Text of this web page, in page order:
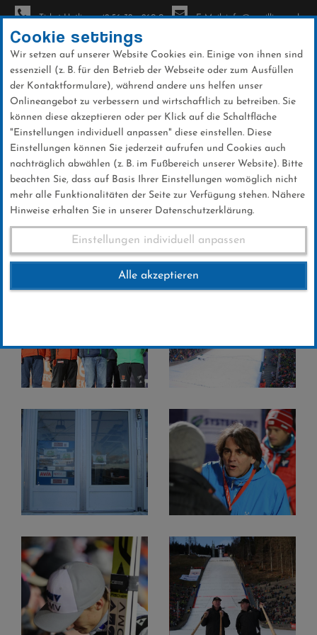
Direkt
zum
Inhalt
Ticket-Hotline: +49 56 32 - 960-0 E-Mail: info@sc-willingen.de
Galerien
Weltcup - So 10.01.2016
Cookie settings
Wir setzen auf unserer Website Cookies ein. Einige von ihnen sind
essenziell (z. B. für den Betrieb der Webseite oder zum Ausfüllen
der Kontaktformulare), während andere uns helfen unser
Onlineangebot zu verbessern und wirtschaftlich zu betreiben. Sie
können diese akzeptieren oder per Klick auf die Schaltfläche
"Einstellungen individuell anpassen" diese einstellen. Diese
Einstellungen können Sie jederzeit aufrufen und Cookies auch
nachträglich abwählen (z. B. im Fußbereich unserer Website). Bitte
beachten Sie, dass auf Basis Ihrer Einstellungen womöglich nicht
mehr alle Funktionalitäten der Seite zur Verfügung stehen. Nähere
Hinweise erhalten Sie in unserer Datenschutzerklärung.
Einstellungen individuell anpassen
Alle akzeptieren